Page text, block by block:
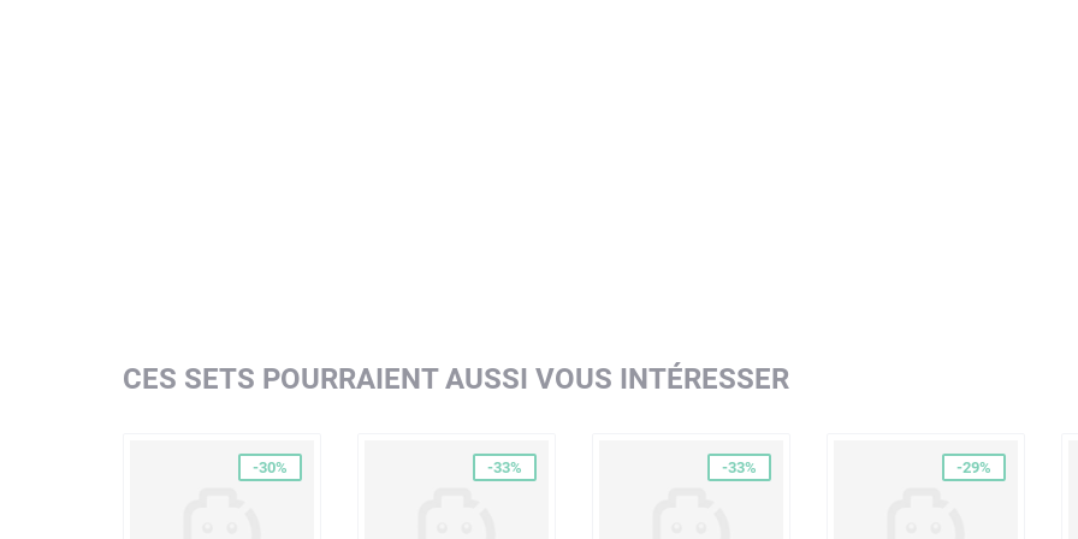
CES SETS POURRAIENT AUSSI VOUS INTÉRESSER
-30% -33% -33% -29%